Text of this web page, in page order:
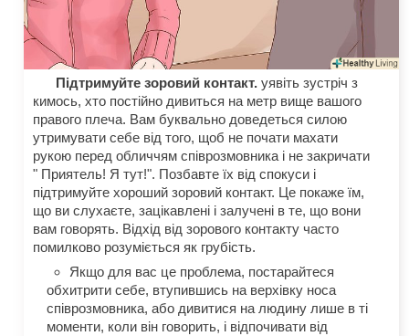
Підтримуйте зоровий контакт. уявіть зустріч з
кимось, хто постійно дивиться на метр вище вашого
правого плеча. Вам буквально доведеться силою
утримувати себе від того, щоб не почати махати
рукою перед обличчям співрозмовника і не закричати
" Приятель! Я тут!". Позбавте їх від спокуси і
підтримуйте хороший зоровий контакт. Це покаже їм,
що ви слухаєте, зацікавлені і залучені в те, що вони
вам говорять. Відхід від зорового контакту часто
помилково розуміється як грубість.
Якщо для вас це проблема, постарайтеся
обхитрити себе, втупившись на верхівку носа
співрозмовника, або дивитися на людину лише в ті
моменти, коли він говорить, і відпочивати від